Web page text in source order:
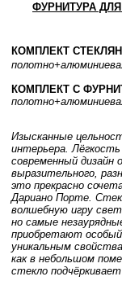
ФУРНИТУРА
КОМПЛЕКТ
полотно
КОМПЛЕКТ С
полотно
Изысканные
интерьера.
современный дизайн
выразительного,
это прекрасно
Дариано Порте.
волшебную игру
но самые
приобретают
уникальным
как в небольшом
стекло